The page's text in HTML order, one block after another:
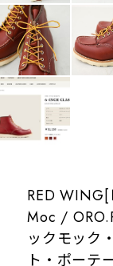
RED
Moc /
ックモック
ト・ポーテ